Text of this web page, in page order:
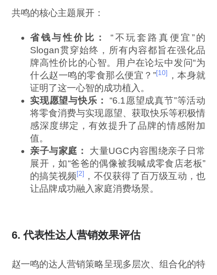
共鸣的核心主题展开：
省钱与性价比：
“不玩套路真便宜”的
Slogan贯穿始终，所有内容都旨在强化品
牌高性价比的心智。用户在论坛中发问“为
什么赵一鸣的零食那么便宜？”[10]
，本身就
证明了这一心智的成功植入。
实现愿望与快乐：
“6.1愿望成真节”等活动
将零食消费与实现愿望、获取快乐等积极情
感深度绑定，有效提升了品牌的情感附加
值。
亲子与家庭：
大量UGC内容围绕亲子日常
展开，如“爸爸的偶像被我喊成零食店老板”
的搞笑视频[2] ，不仅获得了百万级互动，也
让品牌成功融入家庭消费场景。
6. 代表性达人营销效果评估
赵一鸣的达人营销策略呈现多层次、组合化的特